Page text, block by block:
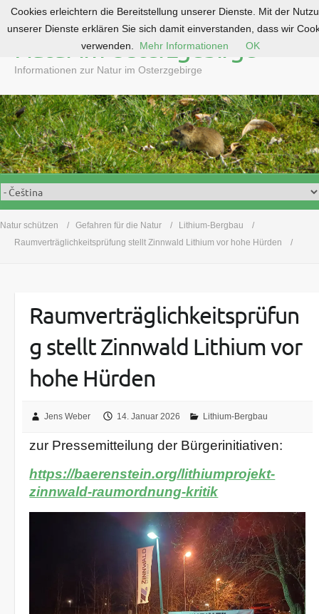
o
c
o
n
t
e
n
Natur im Osterzgebirge
Informationen zur Natur im Osterzgebirge
Natur schützen Gefahren für die Natur
Lithium-Bergbau
Raumverträglichkeitsprüfung stellt Zinnwald Lithium vor hohe Hürden
Raumverträglichkeitsprüfun
g stellt Zinnwald Lithium vor
hohe Hürden
Jens Weber 14. Januar 2026 Lithium-Bergbau
zur Pressemitteilung der Bürgerinitiativen:
https://baerenstein.org/lithiumprojekt-
zinnwald-raumordnung-kritik
Cookies erleichtern die Bereitstellung unserer Dienste. Mit der
unserer Dienste erklären Sie sich damit einverstanden, dass wir
verwenden.
Mehr Informationen OK